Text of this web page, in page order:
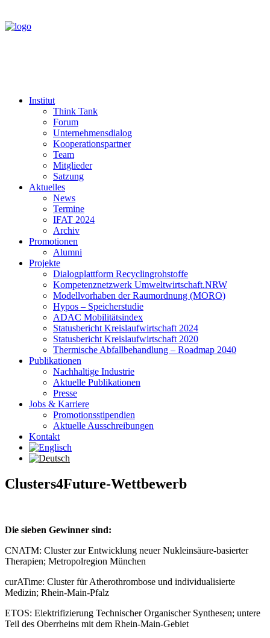
Institut
Think Tank
Forum
Unternehmensdialog
Kooperationspartner
Team
Mitglieder
Satzung
Aktuelles
News
Termine
IFAT 2024
Archiv
Promotionen
Alumni
Projekte
Dialogplattform Recyclingrohstoffe
Kompetenznetzwerk Umweltwirtschaft.NRW
Modellvorhaben der Raumordnung (MORO)
Hypos – Speicherstudie
ADAC Mobilitätsindex
Statusbericht Kreislaufwirtschaft 2024
Statusbericht Kreislaufwirtschaft 2020
Thermische Abfallbehandlung – Roadmap 2040
Publikationen
Nachhaltige Industrie
Aktuelle Publikationen
Presse
Jobs & Karriere
Promotionsstipendien
Aktuelle Ausschreibungen
Kontakt
Clusters4Future-Wettbewerb
Die sieben Gewinner sind:
CNATM: Cluster zur Entwicklung neuer Nukleinsäure-basierter
Therapien; Metropolregion München
curATime: Cluster für Atherothrombose und individualisierte
Medizin; Rhein-Main-Pfalz
ETOS: Elektrifizierung Technischer Organischer Synthesen; untere
Teil des Oberrheins mit dem Rhein-Main-Gebiet